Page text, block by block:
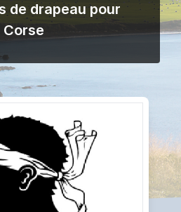
de drapeau pour
Corse